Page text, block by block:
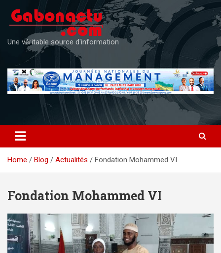
content
Une véritable source d'information
Home Blog Actualités Fondation Mohammed VI
Fondation Mohammed VI